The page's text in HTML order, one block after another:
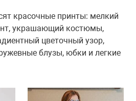
красочные принты: мелкий
украшающий костюмы,
цветочный узор,
блузы, юбки и легкие